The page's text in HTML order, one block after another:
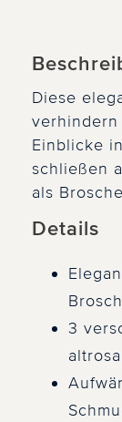
Diese
Einblicke
schließen
als
Details
3